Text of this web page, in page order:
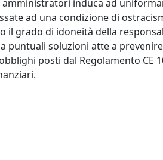
induca ad
ad una condizione di
il grado di idoneità della
puntuali soluzioni atte a
posti dal Regolamento CE